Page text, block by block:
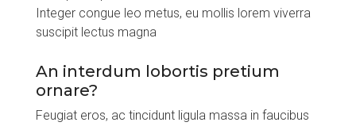
Integer congue leo metus, eu mollis lorem viverra
suscipit lectus magna
An interdum lobortis pretium
ornare?
Feugiat eros, ac tincidunt ligula massa in faucibus